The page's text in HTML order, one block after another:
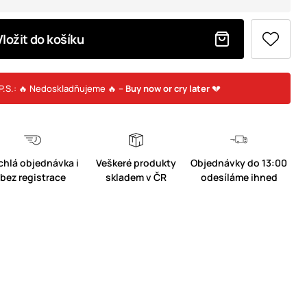
do košíku
🔥 Nedoskladňujeme 🔥 – Buy now or cry later💔
objednávka i
bez registrace
Veškeré produkty
skladem v ČR
Objednávky do 13:00
odesíláme ihned